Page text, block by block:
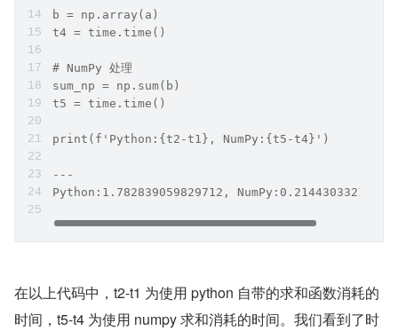
b = np.array(a)
t4 = time.time()
# NumPy 处理
sum_np = np.sum(b)
t5 = time.time()
print(f'Python:{t2-t1}, NumPy:{t5-t4}')
---
Python:1.782839059829712,
在以上代码中，t2-t1 为使用 python 自带的求和函数消耗的
时间，t5-t4 为使用 numpy 求和消耗的时间。我们看到了时